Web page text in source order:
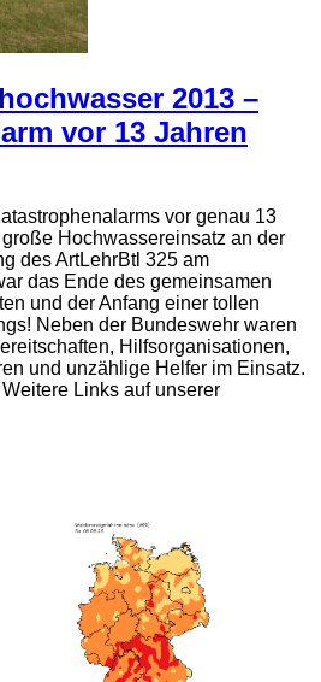
2013 –
vor 13 Jahren
vor genau 13
Hochwassereinsatz an der
des ArtLehrBtl 325 am
das Ende des gemeinsamen
und der Anfang einer tollen
Neben der Bundeswehr waren
Hilfsorganisationen,
und unzählige Helfer im Einsatz.
Links auf unserer